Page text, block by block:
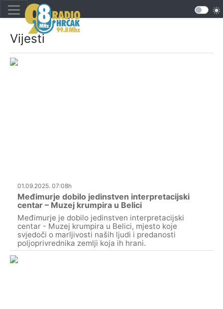
Vijesti
01.09.2025. 07:08h
Međimurje dobilo jedinstven interpretacijski
centar – Muzej krumpira u Belici
Međimurje je dobilo jedinstven interpretacijski
centar - Muzej krumpira u Belici, mjesto koje
svjedoči o marljivosti naših ljudi i predanosti
poljoprivrednika zemlji koja ih hrani.